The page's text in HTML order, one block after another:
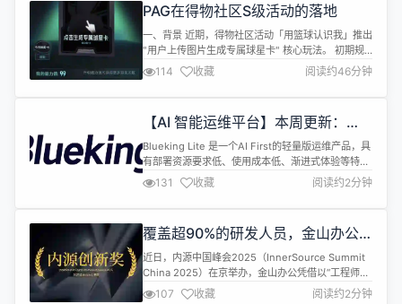
线程问题：在子线程中进行 UI 更新可能会发生崩
溃。多个线程进行数据...
PAG在得物社区S级活动的落地
一、背景 近期，得物社区活动「用篮球认识我」推出
"用户上传图片生成专属球星卡" 核心玩法。 初期规
划由服务端基于 PAG 技术合成，为了让用户可以更
自由的定制专属球星卡，经多端评估后确定：由 H5
端承接 "图片交互调整 - 球星卡生成" 核心链路，支
想位置后触发合成。而 PAG 作为腾讯自研开源的动
效工作...
114 收藏 阅读约46分钟
【AI 智能运维平台】本周更新：
CMDB 采集链路优化，监控与
OpsPilot 持续升级
Blueking Lite 是一个AI First的轻量版运维产品，具
有部署资源要求低、使用成本低、渐进式体验等特
点，为运维管理员提供日常运维中的必备工具。 📢
【bklite 平台 · 本周更新速递】 🖥️ 节点管理 1. 优化各
页面中英文双语翻译准确性 2. 修复平台更新后容器
集链路，提...
131 收藏 阅读约2分钟
覆盖超90%的研发人员，金山办公
荣获中国内源创新奖
近日，内源中国峰会2025（InnerSource Summit
China 2025）在京举办，金山办公凭借以“工程师文
化、极速覆盖、全员参与”为特色的内源实践模式荣
107 收藏 阅读约2分钟